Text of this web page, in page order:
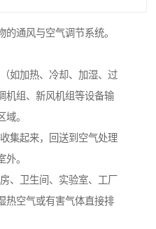
通风与空气调节系统。
如加热、冷却、加湿、过
机组、新风机组等设备输
。
集起来，回送到空气处理
。
、卫生间、实验室、工厂
热空气或有害气体直接排